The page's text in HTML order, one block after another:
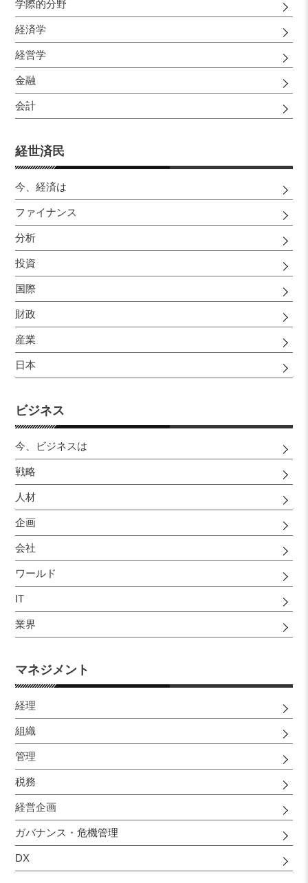
学際的分野
経済学
経営学
金融
会計
経世済民
今、経済は
ファイナンス
分析
投資
国際
財政
産業
日本
ビジネス
今、ビジネスは
戦略
人材
企画
会社
ワールド
IT
業界
マネジメント
経理
組織
管理
税務
経営企画
ガバナンス・危機管理
DX